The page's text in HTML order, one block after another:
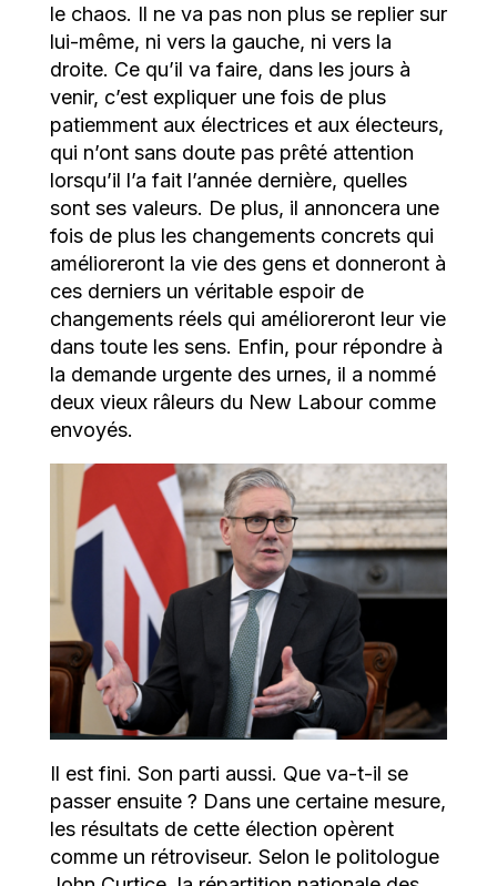
le chaos. Il ne va pas non plus se replier sur
lui-même, ni vers la gauche, ni vers la
droite. Ce qu’il va faire, dans les jours à
venir, c’est expliquer une fois de plus
patiemment aux électrices et aux électeurs,
qui n’ont sans doute pas prêté attention
lorsqu’il l’a fait l’année dernière, quelles
sont ses valeurs. De plus, il annoncera une
fois de plus les changements concrets qui
amélioreront la vie des gens et donneront à
ces derniers un véritable espoir de
changements réels qui amélioreront leur vie
dans toute les sens. Enfin, pour répondre à
la demande urgente des urnes, il a nommé
deux vieux râleurs du New Labour comme
envoyés.
Il est fini. Son parti aussi. Que va-t-il se
passer ensuite ? Dans une certaine mesure,
les résultats de cette élection opèrent
comme un rétroviseur. Selon le politologue